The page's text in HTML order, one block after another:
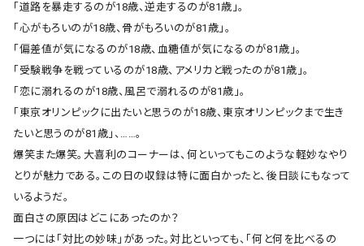
お知らせ
お問い合わせ
「道路を暴走するのが18歳、逆走するのが81歳」。
「心がもろいのが18歳、骨がもろいのが81歳」。
「偏差値が気になるのが18歳、血糖値が気になるのが81歳」。
「受験戦争を戦っているのが18歳、アメリカと戦ったのが81歳」。
「恋に溺れるのが18歳、風呂で溺れるのが81歳」。
「東京オリンピックに出たいと思うのが18歳、東京オリンピックまで生き
たいと思うのが81歳」、……。
爆笑また爆笑。大喜利のコーナーは、何といってもこのような軽妙なやり
とりが魅力である。この日の収録は特に面白かったと、後日談にもなって
いるようだ。
面白さの原因はどこにあったのか？
一つには「対比の妙味」があった。対比といっても、「何と何を比べるの